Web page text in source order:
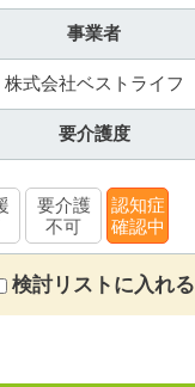
事業者
株式会社ベストライフ
要介護度
要介護
不可
認知症
確認中
検討リストに入れる